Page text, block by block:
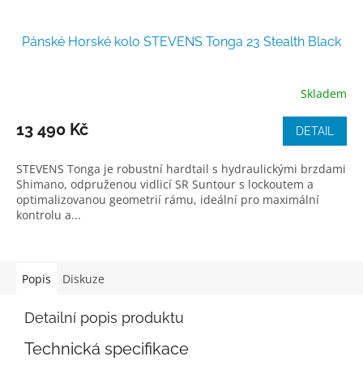
Pánské Horské kolo STEVENS Tonga 23 Stealth Black
Skladem
13 490 Kč DETAIL
STEVENS Tonga je robustní hardtail s hydraulickými brzdami
Shimano, odpruženou vidlicí SR Suntour s lockoutem a
optimalizovanou geometrií rámu, ideální pro maximální
kontrolu a...
Popis Diskuze
Detailní popis produktu
Technická specifikace